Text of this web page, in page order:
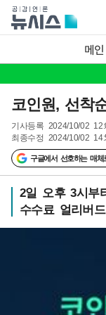
메인
코인원, 선착
기사등록 2024/10/02
최종수정 2024/10/02
구글에서 선호하는 매체
2일 오후 3시부
수수료 얼리버